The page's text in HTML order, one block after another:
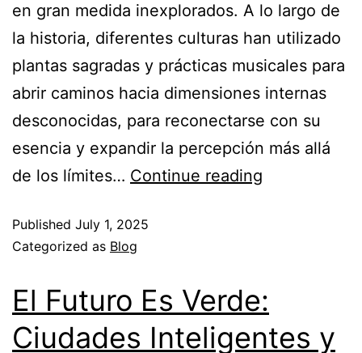
en gran medida inexplorados. A lo largo de
la historia, diferentes culturas han utilizado
plantas sagradas y prácticas musicales para
abrir caminos hacia dimensiones internas
desconocidas, para reconectarse con su
esencia y expandir la percepción más allá
de los límites… Continue reading
Published July 1, 2025
Categorized as Blog
El Futuro Es Verde:
Ciudades Inteligentes y